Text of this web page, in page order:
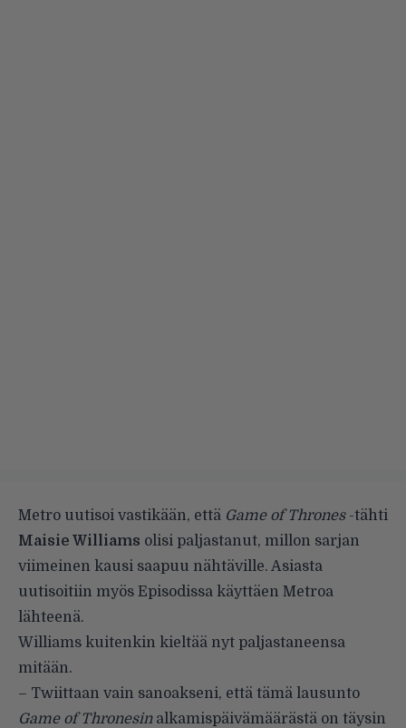
Metro uutisoi vastikään, että Game of Thrones-tähti
Maisie Williams olisi paljastanut, millon sarjan
viimeinen kausi saapuu nähtäville. Asiasta
uutisoitiin myös Episodissa käyttäen Metroa
lähteenä.
Williams kuitenkin kieltää nyt paljastaneensa
mitään.
– Twiittaan vain sanoakseni, että tämä lausunto
Game of Thronesinalkamispäivämäärästä on täysin